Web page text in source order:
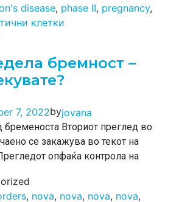
disease, phase II, pregnancy,
клетки
бремност –
7, 2022byjovana
бременоста Вториот преглед во
се закажува во текот на
опфаќа контрола на
, nova, nova, nova, nova,